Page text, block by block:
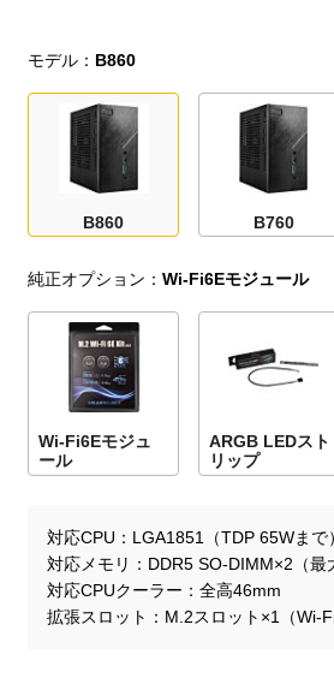
モデル： B860
B860 B760
純正オプション：Wi-Fi6Eモジュール
Wi-Fi6Eモジュ
ール
ARGB LEDスト
リップ
対応CPU
LGA1851（TDP 65Wまで
対応メモリ
DDR5 SO-DIMM×2（最
対応CPUクーラー
全高46mm
拡張スロット
M.2スロット×1（Wi-